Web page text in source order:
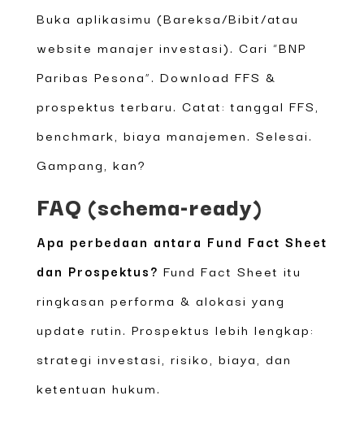
Buka aplikasimu (Bareksa/Bibit/atau
website manajer investasi). Cari “BNP
Paribas Pesona”. Download FFS &
prospektus terbaru. Catat: tanggal FFS,
benchmark, biaya manajemen. Selesai.
Gampang, kan?
FAQ (schema-ready)
Apa perbedaan antara Fund Fact Sheet
dan Prospektus? Fund Fact Sheet itu
ringkasan performa & alokasi yang
update rutin. Prospektus lebih lengkap:
strategi investasi, risiko, biaya, dan
ketentuan hukum.